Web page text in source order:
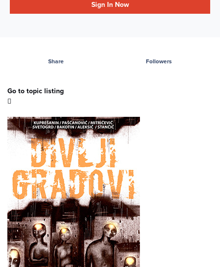
Sign In Now
Share Followers
Go to topic listing